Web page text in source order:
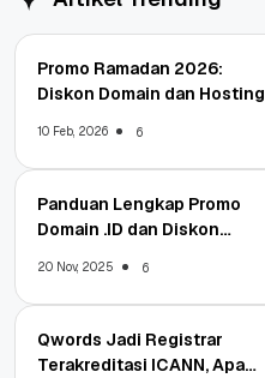
Promo Ramadan 2026:
Diskon Domain dan Hosting
10 Feb, 2026 6
Panduan Lengkap Promo
Domain .ID dan Diskon
20 Nov, 2025 6
Qwords Jadi Registrar
Terakreditasi ICANN, Apa